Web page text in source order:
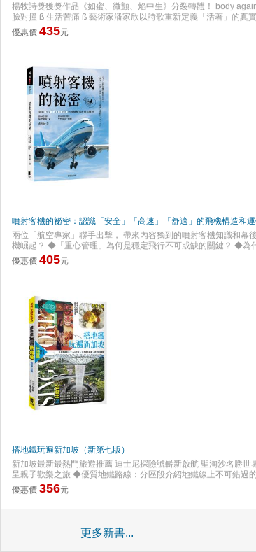
楊牧詩獎獲獎作品《如蜜、微顫、焰中生》分裂轉體！ body
臉對撞 ß 生活苦痛 ß 藝術家潘家欣以詩歌重新定義「活著」的真
天堂死去活來，你我都身在其中。 詩人意志化作天秤，左手流淌
世萬物之輕與重。 潘家欣：「詩歌與如廁根本一體之兩面——都
你的想像力，看見生活加諸在你我身上的各種卡關與塞車，練習
接品嘗《如蜜帖》，走進詩人一字一句搭蓋出的意象森林，細細
不安。 「假如地獄真如蜜，你願下地獄嗎？」是時候了，請出發
出之重量級雙生詩歌集！ ★《如蜜帖》華麗纏綿，《如廁帖》樸
是對無盡重複之磨難最直接的回擊。風格迥異的雙子之作，值得
迎你踏出第一步，感受詩歌風景之美。
優惠價 435元
噴射客機的祕密：認識「安全」「高速」「舒適」的飛機構造和
兩位「航空專家」聯手出擊， 帶來內容獨到的噴射客機知識和
機崛起？ ◆「重心管理」為何是穩定飛行不可或缺的關鍵？ ◆為
面變成「鯊魚皮」真的能減少空氣阻力？ 作者累積超過40年的維
備出發， 進一步介紹這些系統在飛航中扮演的關鍵角色， 帶你深
共同製作： 兩位航空專家聯手出擊！只有親臨現場工作的專家們
合豐富維修經驗及飛航技術知識，從機體結構、系統與設備出發
彩圖解： 由知名航空解說家中村寬治繪製的插圖，清晰、準確地
者更能清楚掌握噴射客機的結構與系統，還有其背後的運作原理
優惠價 405元
搭地鐵玩遍新加坡（新第七版）
新加坡最新最熱門旅遊推薦 迪士尼探險號嶄新啟航 聖淘沙名勝
呈親子歡樂之旅 ◆優質地鐵路線：分區段介紹地鐵線上不可錯過
購物中心：濱海灣金沙購物商場、萊佛士城購物中心、怡豐城、
物聖地。 ◆異國美食料理：融合多元文化，在地平價小吃、中式
好去處，景點、購物、美食一網打盡。 ★兩大近郊最熱門區域：
程！ ★星級美食：高貴與平價的米其林星級美食，值得探訪！ ★
優惠價 356元
更多新書...